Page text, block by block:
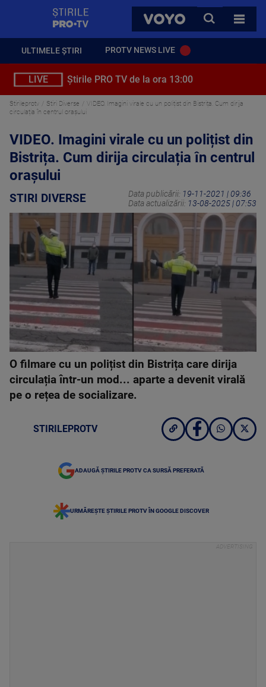
VOYO
CAUTA
TOATE
ULTIMELE ȘTIRI PROTV NEWS LIVE
LIVE Știrile PRO TV de la ora 13:00
Stirileprotv Stiri Diverse
VIDEO. Imagini virale cu un polițist din Bistrița. Cum dirija
circulația în centrul orașului
VIDEO. Imagini virale cu un polițist din
Bistrița. Cum dirija circulația în centrul
orașului
STIRI DIVERSE Data publicării: 19-11-2021 | 09:36
Data actualizării: 13-08-2025 | 07:53
O filmare cu un polițist din Bistrița care dirija
circulația într-un mod... aparte a devenit virală
pe o rețea de socializare.
STIRILEPROTV
ADAUGĂ ȘTIRILE PROTV CA SURSĂ PREFERATĂ
URMĂREȘTE ȘTIRILE PROTV ÎN GOOGLE DISCOVER